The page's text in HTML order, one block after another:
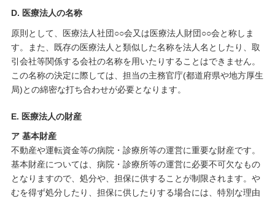
D. 医療法人の名称
原則として、医療法人社団○○会又は医療法人財団○○会と称しま
す。また、既存の医療法人と類似した名称を法人名としたり、取
引会社等関係する会社の名称を用いたりすることはできません。
この名称の決定に際しては、担当の主務官庁(都道府県や地方厚生
局)との綿密な打ち合わせが必要となります。
E. 医療法人の財産
ア 基本財産
不動産や運転資金等の病院・診療所等の運営に重要な財産です。
基本財産については、病院・診療所等の運営に必要不可欠なもの
となりますので、処分や、担保に供することが制限されます。や
むを得ず処分したり、担保に供したりする場合には、特別な理由